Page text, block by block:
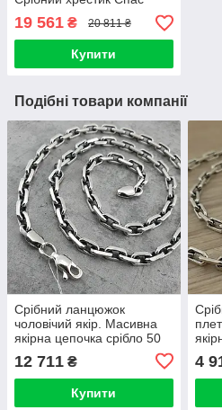
Нерукотворний і Миколай
Чудотворець і масивний
ланцюжок якір 55см
19 561 ₴ 20 811 ₴
Купити
Подібні товари компанії
Срібний ланцюжок
чоловічий якір. Масивна
якірна цепочка срібло 50
12 711 ₴
Купити
4